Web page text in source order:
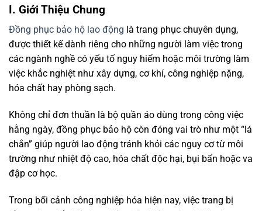
I. Giới Thiệu Chung
Đồng phục bảo hộ lao động là trang phục chuyên dụng,
được thiết kế dành riêng cho những người làm việc trong
các ngành nghề có yếu tố nguy hiểm hoặc môi trường làm
việc khắc nghiệt như xây dựng, cơ khí, công nghiệp nặng,
hóa chất hay phòng sạch.
Không chỉ đơn thuần là bộ quần áo dùng trong công việc
hằng ngày, đồng phục bảo hộ còn đóng vai trò như một “lá
chắn” giúp người lao động tránh khỏi các nguy cơ từ môi
trường như nhiệt độ cao, hóa chất độc hại, bụi bẩn hoặc va
đập cơ học.
Trong bối cảnh công nghiệp hóa hiện nay, việc trang bị